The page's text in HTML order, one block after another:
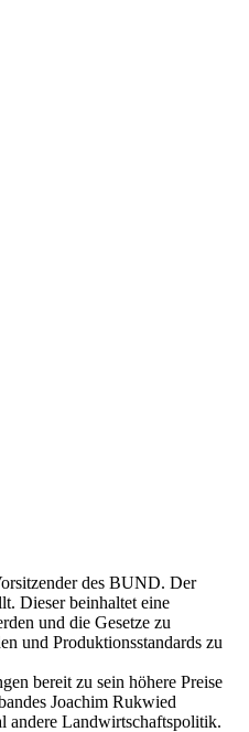
des BUND. Der
Dieser beinhaltet eine
und die Gesetze zu
und Produktionsstandards zu
bereit zu sein höhere Preise
Joachim Rukwied
andere Landwirtschaftspolitik.